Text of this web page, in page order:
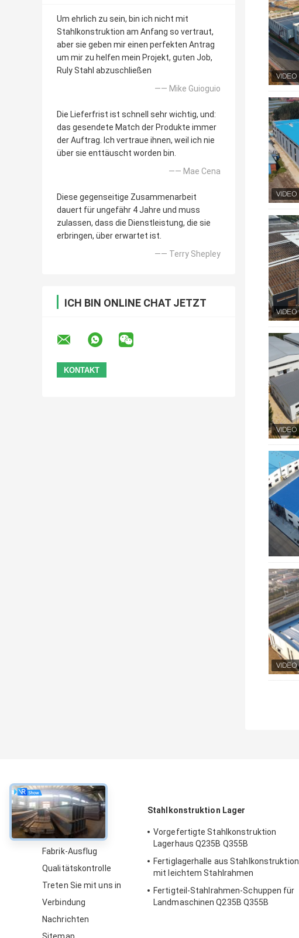
Um ehrlich zu sein, bin ich nicht mit
Stahlkonstruktion am Anfang so vertraut,
aber sie geben mir einen perfekten Antrag
um mir zu helfen mein Projekt, guten Job,
Ruly Stahl abzuschließen
—— Mike Guioguio
Die Lieferfrist ist schnell sehr wichtig, und:
das gesendete Match der Produkte immer
der Auftrag. Ich vertraue ihnen, weil ich nie
über sie enttäuscht worden bin.
—— Mae Cena
Diese gegenseitige Zusammenarbeit
dauert für ungefähr 4 Jahre und muss
zulassen, dass die Dienstleistung, die sie
erbringen, über erwartet ist.
—— Terry Shepley
ICH BIN ONLINE CHAT JETZT
über
Über uns
Fabrik-Ausflug
Qualitätskontrolle
Treten Sie mit uns in
Verbindung
Nachrichten
Stahlkonstruktion Lager
Vorgefertigte Stahlkonstruktion
Lagerhaus Q235B Q355B
Fertiglagerhalle aus Stahlkonstruktion
mit leichtem Stahlrahmen
Fertigteil-Stahlrahmen-Schuppen für
Landmaschinen Q235B Q355B